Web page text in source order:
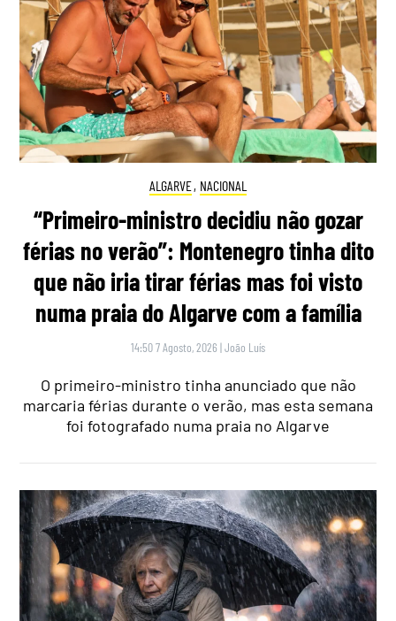
ALGARVE, NACIONAL
“Primeiro-ministro decidiu não gozar
férias no verão”: Montenegro tinha dito
que não iria tirar férias mas foi visto
numa praia do Algarve com a família
14:50 7 Agosto, 2026 |João Luís
O primeiro-ministro tinha anunciado que não
marcaria férias durante o verão, mas esta semana
foi fotografado numa praia no Algarve